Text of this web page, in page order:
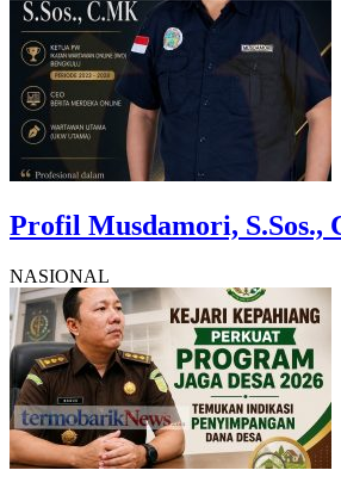
Profil Musdamori, S.Sos.,
NASIONAL